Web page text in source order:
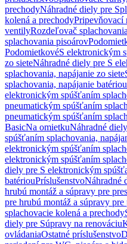
prechodyNáhradné diely pre
kolená a prechodyPripevňovací
ventilyRozdeľovač splachovania
splachovania pisoárov
PodomietkovéS elektronickým
zo sieteNáhradné diely pre S
splachovania, napájanie zo siete
splachovania, napájanie batériou
elektronickým spúšťaním
pneumatickým spúšťaním
pneumatickým spúšťaním
BasicNa omietkuNáhradné
spúšťaním splachovania,
elektronickým spúšťaním
elektronickým spúšťaním
diely pre S elektronickým
batériouPríslušenstvoNáhradné
hrubú montáž a súpravy pre
pre hrubú montáž a súpravy pre
splachovacie kolená a prechody
diely pre Súpravy na renováciu
ovládaniaOstatné príslušenstvo